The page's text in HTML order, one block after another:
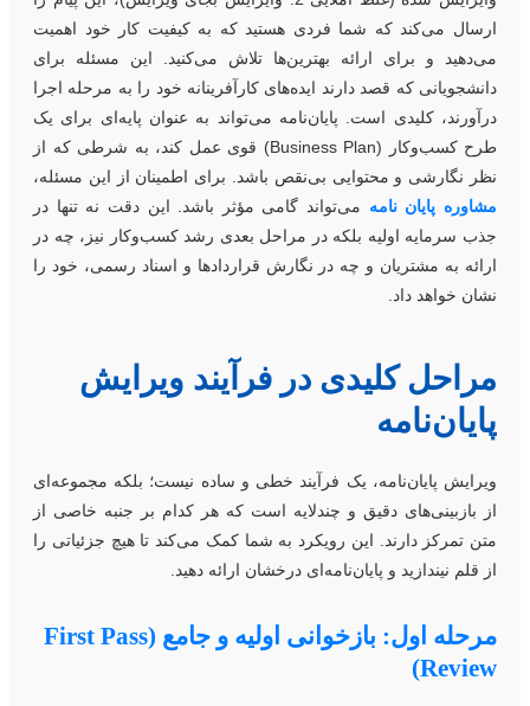
می‌کند که شما فردی هستید که به کیفیت کار خود اهمیت
و برای ارائه بهترین‌ها تلاش می‌کنید. این مسئله برای
که قصد دارند ایده‌های کارآفرینانه خود را به مرحله اجرا
کلیدی است. پایان‌نامه می‌تواند به عنوان پایه‌ای برای یک
طرح کسب‌و‌کار (Business Plan) قوی عمل کند، به شرطی که از
نگارشی و محتوایی بی‌نقص باشد. برای اطمینان از این مسئله،
پایان نامهمی‌تواند گامی مؤثر باشد. این دقت نه تنها در
سرمایه اولیه بلکه در مراحل بعدی رشد کسب‌و‌کار نیز، چه در
به مشتریان و چه در نگارش قراردادها و اسناد رسمی، خود را
خواهد داد.
کلیدی در فرآیند ویرایش
پایان‌نامه، یک فرآیند خطی و ساده نیست؛ بلکه مجموعه‌ای
بازبینی‌های دقیق و چندلایه است که هر کدام بر جنبه خاصی از
تمرکز دارند. این رویکرد به شما کمک می‌کند تا هیچ جزئیاتی را
قلم نیندازید و پایان‌نامه‌ای درخشان ارائه دهید.
مرحله اول: بازخوانی اولیه و جامع (First Pass